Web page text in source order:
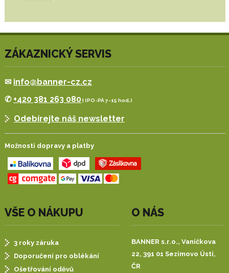
ZÁKAZNICKÝ SERVIS
✉ info@banner-cz.cz
✆ +420 381 263 080| (PO-PÁ 7-15 hod.)
Odebírejte náš newsletter
Možnosti dopravy a platby
VŠE O NÁKUPU
3 roky záruka
Doporučení pro oblékání
Ošetřování oděvů
O NÁS
BANNER s.r.o., Vaníčkova
22, 391 01 Sezimovo Ústí,
ČR